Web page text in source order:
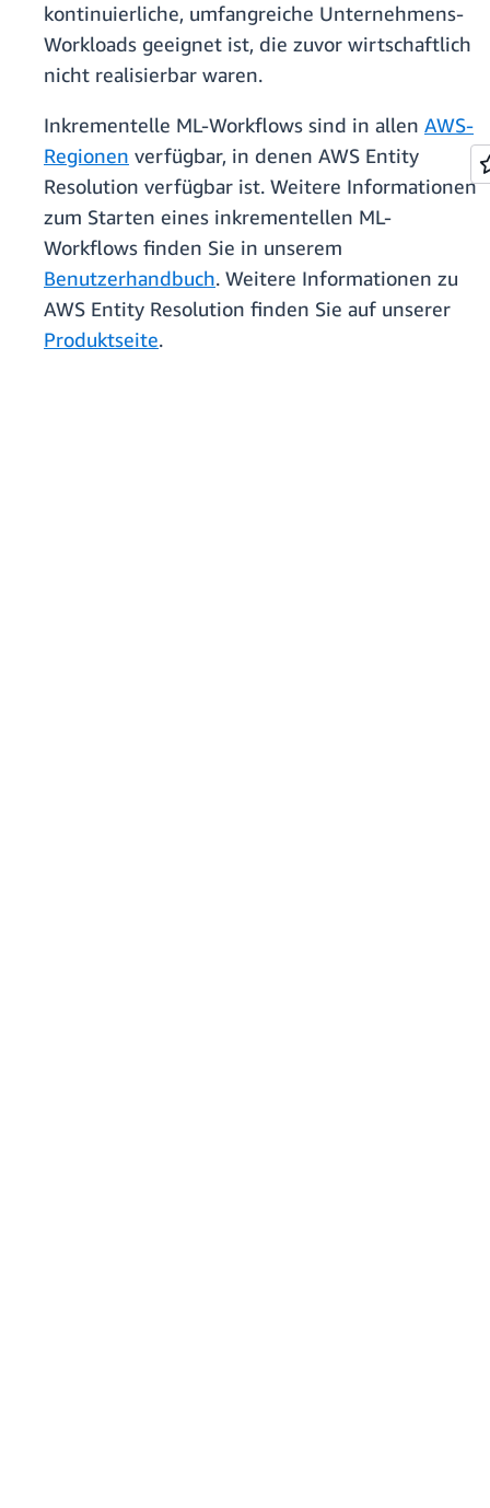
kontinuierliche, umfangreiche Unternehmens-
Workloads geeignet ist, die zuvor wirtschaftlich
nicht realisierbar waren.
Inkrementelle ML-Workflows sind in allen AWS-
Regionen verfügbar, in denen AWS Entity
Resolution verfügbar ist. Weitere Informationen
zum Starten eines inkrementellen ML-
Workflows finden Sie in unserem
Benutzerhandbuch. Weitere Informationen zu
AWS Entity Resolution finden Sie auf unserer
Produktseite.